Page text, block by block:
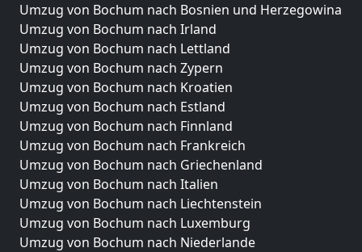
Umzug von Bochum nach Bosnien und Herzegowina
Umzug von Bochum nach Irland
Umzug von Bochum nach Lettland
Umzug von Bochum nach Zypern
Umzug von Bochum nach Kroatien
Umzug von Bochum nach Estland
Umzug von Bochum nach Finnland
Umzug von Bochum nach Frankreich
Umzug von Bochum nach Griechenland
Umzug von Bochum nach Italien
Umzug von Bochum nach Liechtenstein
Umzug von Bochum nach Luxemburg
Umzug von Bochum nach Niederlande